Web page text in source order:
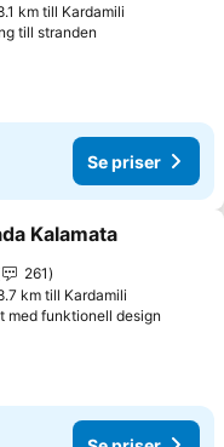
km till Kardamili
till stranden
Se priser
i Mina Favoriter
Kalamata
261
km till Kardamili
med funktionell design